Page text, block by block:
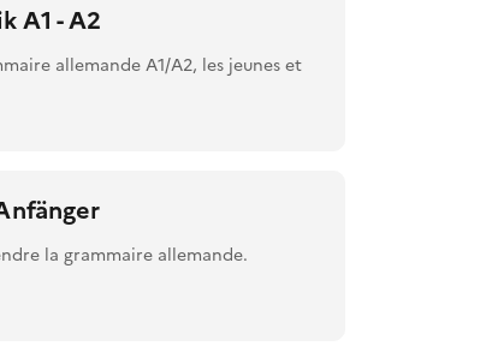
A1 - A2
allemande A1/A2, les jeunes et
la grammaire allemande.